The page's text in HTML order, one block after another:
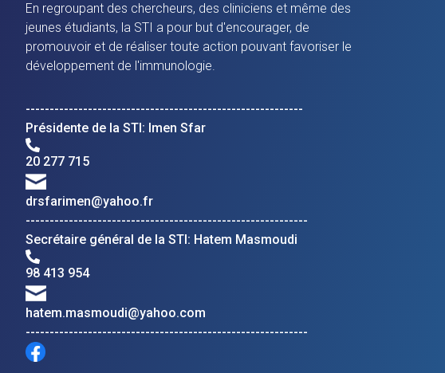
En regroupant des chercheurs, des cliniciens et même des
jeunes étudiants, la STI a pour but d'encourager, de
promouvoir et de réaliser toute action pouvant favoriser le
développement de l'immunologie.
----------------------------------------------------------
Présidente de la STI: Imen Sfar
20 277 715
drsfarimen@yahoo.fr
-----------------------------------------------------------
Secrétaire général de la STI: Hatem Masmoudi
98 413 954
hatem.masmoudi@yahoo.com
-----------------------------------------------------------